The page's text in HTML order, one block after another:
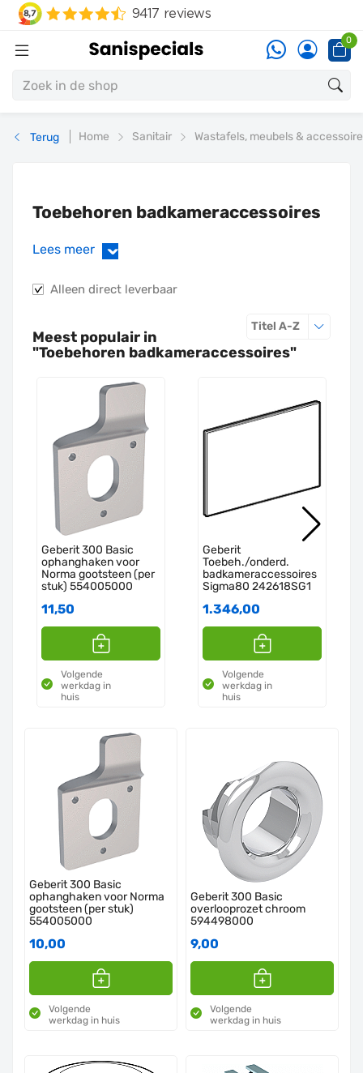
0
Terug Home Sanitair Wastafels, meubels &
Toebehoren badkameraccessoires
Lees meer ›
Alleen direct leverbaar
Titel A-ZSorteren op
Meest populair in
"Toebehoren badkameraccessoires"
Geberit 300 Basic
ophanghaken voor
Norma gootsteen (per
stuk) 554005000
11,50
Volgende
werkdag in
huis
Geberit
Toebeh./onderd.
badkameraccessoires
Sigma80 242618SG1
1.346,00
Volgende
werkdag in
huis
Geberit 300 Basic
ophanghaken voor Norma
gootsteen (per stuk)
554005000
10,00
Volgende
werkdag in huis
Geberit 300 Basic
overlooprozet chroom
594498000
9,00
Volgende
werkdag in huis